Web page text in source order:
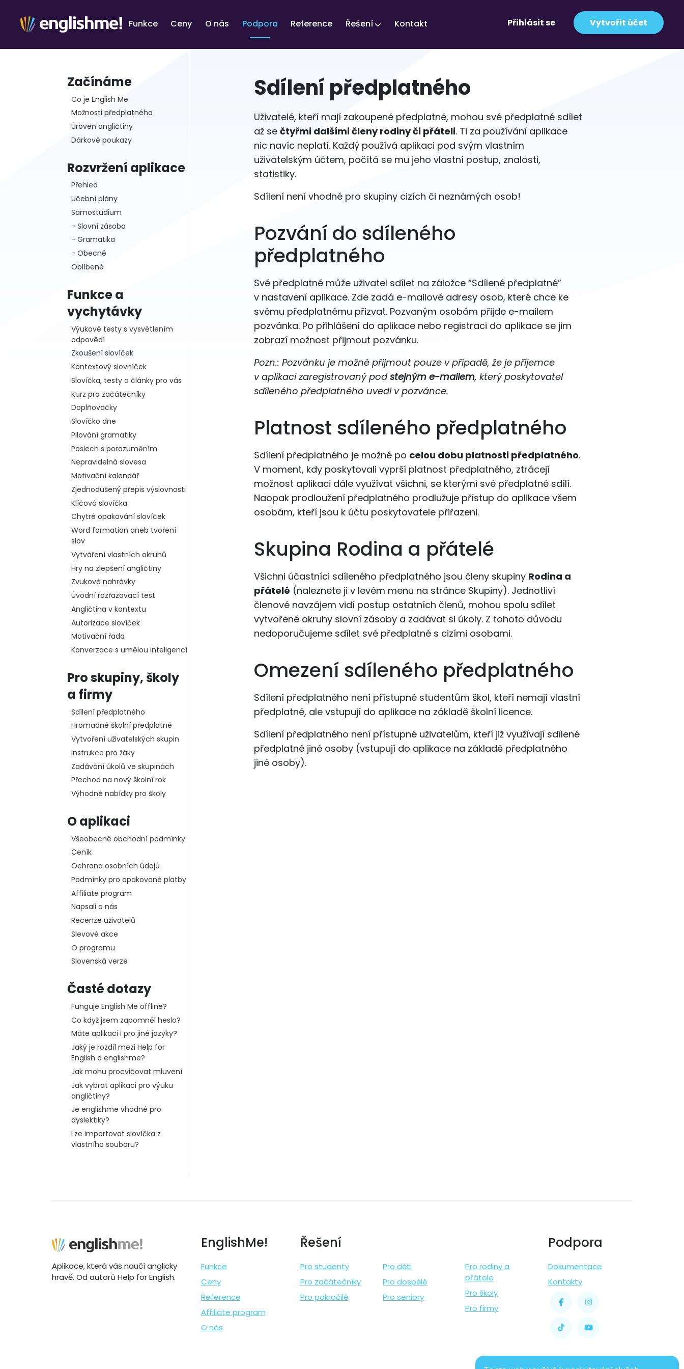
Funkce Ceny O nás Podpora Reference Řešení Kontakt Přihlásit se Vytvořit účet
Začínáme
Co je English Me
Možnosti předplatného
Úroveň angličtiny
Dárkové poukazy
Rozvržení aplikace
Přehled
Učební plány
Samostudium
- Slovní zásoba
- Gramatika
- Obecné
Oblíbené
Funkce a
vychytávky
Výukové testy s vysvětlením
odpovědí
Zkoušení slovíček
Kontextový slovníček
Slovíčka, testy a články pro vás
Kurz pro začátečníky
Doplňovačky
Slovíčko dne
Pilování gramatiky
Poslech s porozuměním
Nepravidelná slovesa
Motivační kalendář
Zjednodušený přepis výslovnosti
Klíčová slovíčka
Chytré opakování slovíček
Word formation aneb tvoření
slov
Vytváření vlastních okruhů
Hry na zlepšení angličtiny
Zvukové nahrávky
Úvodní rozřazovací test
Angličtina v kontextu
Autorizace slovíček
Motivační řada
Konverzace s umělou inteligencí
Pro skupiny, školy
a firmy
Sdílení předplatného
Hromadné školní předplatné
Vytvoření uživatelských skupin
Instrukce pro žáky
Zadávání úkolů ve skupinách
Přechod na nový školní rok
Výhodné nabídky pro školy
O aplikaci
Všeobecné obchodní podmínky
Ceník
Ochrana osobních údajů
Podmínky pro opakované platby
Affiliate program
Napsali o nás
Recenze uživatelů
Slevové akce
O programu
Slovenská verze
Časté dotazy
Funguje English Me offline?
Co když jsem zapomněl heslo?
Máte aplikaci i pro jiné jazyky?
Jaký je rozdíl mezi Help for
English a englishme?
Jak mohu procvičovat mluvení
Jak vybrat aplikaci pro výuku
angličtiny?
Je englishme vhodné pro
dyslektiky?
Lze importovat slovíčka z
vlastního souboru?
Sdílení předplatného
Uživatelé, kteří mají zakoupené předplatné, mohou své předplatné sdílet
až sečtyřmi dalšími členy rodiny či přáteli. Ti za používání aplikace
nic navíc neplatí. Každý používá aplikaci pod svým vlastním
uživatelským účtem, počítá se mu jeho vlastní postup, znalosti,
statistiky.
Sdílení není vhodné pro skupiny cizích či neznámých osob!
Pozvání do sdíleného
předplatného
Své předplatné může uživatel sdílet na záložce “Sdílené předplatné”
v nastavení aplikace. Zde zadá e-mailové adresy osob, které chce ke
svému předplatnému přizvat. Pozvaným osobám přijde e-mailem
pozvánka. Po přihlášení do aplikace nebo registraci do aplikace se jim
zobrazí možnost přijmout pozvánku.
Pozn.: Pozvánku je možné přijmout pouze v případě, že je příjemce
v aplikaci zaregistrovaný podstejným e-mailem, který poskytovatel
sdíleného předplatného uvedl v pozvánce.
Platnost sdíleného předplatného
Sdílení předplatného je možné po celou dobu platnosti předplatného.
V moment, kdy poskytovali vyprší platnost předplatného, ztrácejí
možnost aplikaci dále využívat všichni, se kterými své předplatné sdílí.
Naopak prodloužení předplatného prodlužuje přístup do aplikace všem
osobám, kteří jsou k účtu poskytovatele přiřazeni.
Skupina Rodina a přátelé
Všichni účastníci sdíleného předplatného jsou členy skupiny Rodina a
přátelé (naleznete ji v levém menu na stránce Skupiny). Jednotliví
členové navzájem vidí postup ostatních členů, mohou spolu sdílet
vytvořené okruhy slovní zásoby a zadávat si úkoly. Z tohoto důvodu
nedoporučujeme sdílet své předplatné s cizími osobami.
Omezení sdíleného předplatného
Sdílení předplatného není přístupné studentům škol, kteří nemají vlastní
předplatné, ale vstupují do aplikace na základě školní licence.
Sdílení předplatného není přístupné uživatelům, kteří již využívají sdílené
předplatné jiné osoby (vstupují do aplikace na základě předplatného
jiné osoby).
Aplikace, která vás naučí anglicky
hravě. Od autorů Help for English.
EnglishMe!
Funkce
Ceny
Reference
Affiliate program
O nás
Řešení
Pro studenty
Pro začátečníky
Pro pokročilé
Pro děti
Pro dospělé
Pro seniory
Pro rodiny a
přátele
Pro školy
Pro firmy
Podpora
Dokumentace
Kontakty